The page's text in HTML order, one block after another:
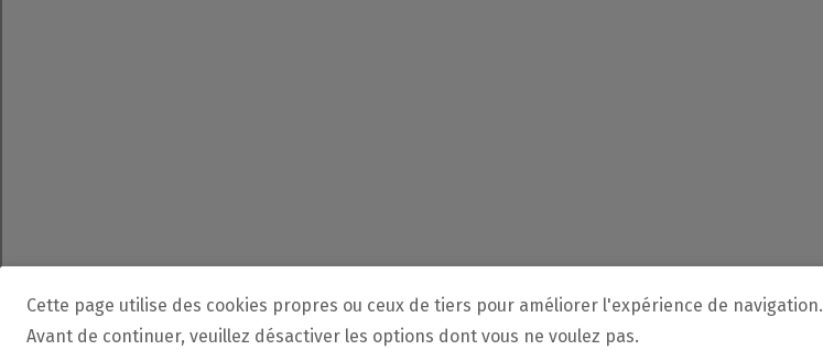
Cette page utilise des cookies propres ou ceux de tiers pour améliorer l'expérience de navigation.
Avant de continuer, veuillez désactiver les options dont vous ne voulez pas.